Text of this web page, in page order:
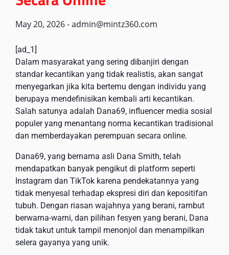
May 20, 2026-admin@mintz360.com
[ad_1]
Dalam masyarakat yang sering dibanjiri dengan
standar kecantikan yang tidak realistis, akan sangat
menyegarkan jika kita bertemu dengan individu yang
berupaya mendefinisikan kembali arti kecantikan.
Salah satunya adalah Dana69, influencer media sosial
populer yang menantang norma kecantikan tradisional
dan memberdayakan perempuan secara online.
Dana69, yang bernama asli Dana Smith, telah
mendapatkan banyak pengikut di platform seperti
Instagram dan TikTok karena pendekatannya yang
tidak menyesal terhadap ekspresi diri dan kepositifan
tubuh. Dengan riasan wajahnya yang berani, rambut
berwarna-warni, dan pilihan fesyen yang berani, Dana
tidak takut untuk tampil menonjol dan menampilkan
selera gayanya yang unik.